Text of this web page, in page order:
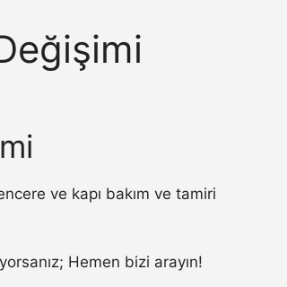
ve kapı bakım ve tamiri
Hemen bizi arayın!